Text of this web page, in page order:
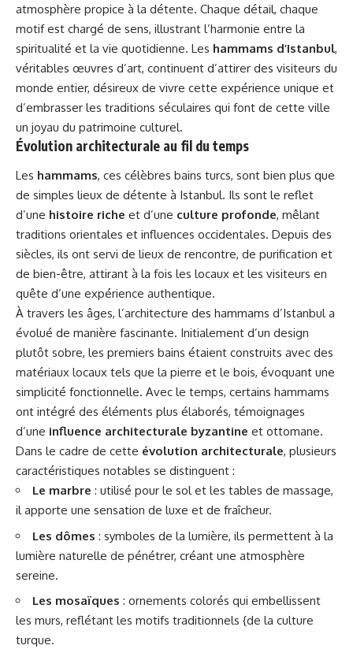
atmosphère propice à la détente. Chaque détail, chaque
motif est chargé de sens, illustrant l’harmonie entre la
spiritualité et la vie quotidienne. Les hammams d’Istanbul,
véritables œuvres d’art, continuent d’attirer des visiteurs du
monde entier, désireux de vivre cette expérience unique et
d’embrasser les traditions séculaires qui font de cette ville
un joyau du patrimoine culturel.
Évolution architecturale au fil du temps
Les hammams, ces célèbres bains turcs, sont bien plus que
de simples lieux de détente à Istanbul. Ils sont le reflet
d’une histoire riche et d’une culture profonde, mêlant
traditions orientales et influences occidentales. Depuis des
siècles, ils ont servi de lieux de rencontre, de purification et
de bien-être, attirant à la fois les locaux et les visiteurs en
quête d’une expérience authentique.
À travers les âges, l’architecture des hammams d’Istanbul a
évolué de manière fascinante. Initialement d’un design
plutôt sobre, les premiers bains étaient construits avec des
matériaux locaux tels que la pierre et le bois, évoquant une
simplicité fonctionnelle. Avec le temps, certains hammams
ont intégré des éléments plus élaborés, témoignages
d’une influence architecturale byzantine et ottomane.
Dans le cadre de cette évolution architecturale, plusieurs
caractéristiques notables se distinguent :
Le marbre : utilisé pour le sol et les tables de massage,
il apporte une sensation de luxe et de fraîcheur.
Les dômes : symboles de la lumière, ils permettent à la
lumière naturelle de pénétrer, créant une atmosphère
sereine.
Les mosaïques : ornements colorés qui embellissent
les murs, reflétant les motifs traditionnels {de la culture
turque.